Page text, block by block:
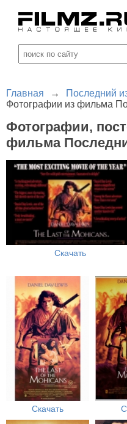
Главная → Последний
Фотографии из фильма
Фотографии,
фильма
Скачать
Скачать